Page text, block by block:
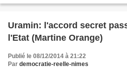
Uramin: l'accord secret
l'Etat (Martine Orange)
Publié le 08/12/2014 à 21:22
Par democratie-reelle-nimes